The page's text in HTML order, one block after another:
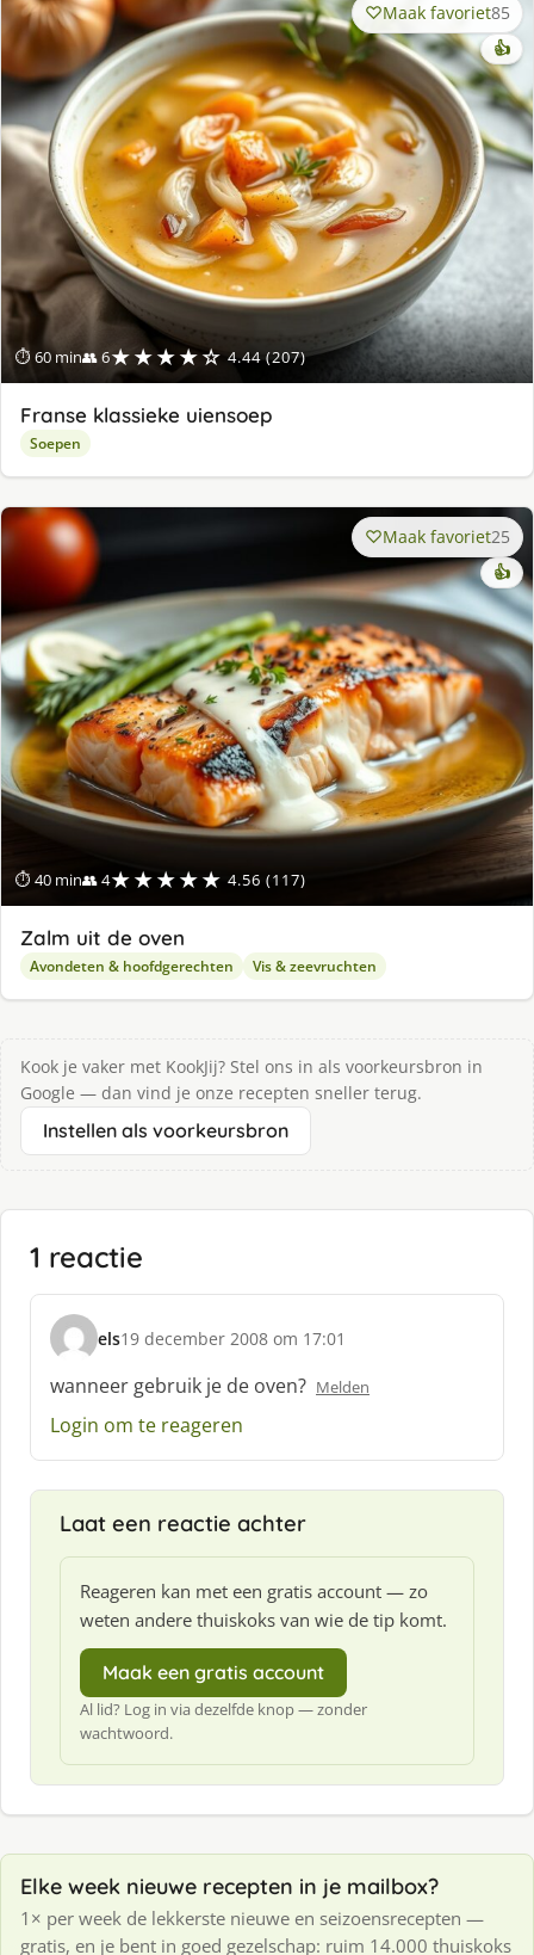
⏱ 60 min👥 6★★★★☆ 4.44 (207)
Maak favoriet85
👍
Franse klassieke uiensoep
Soepen
⏱ 40 min👥 4★★★★★ 4.56 (117)
Maak favoriet25
👍
Zalm uit de oven
Avondeten & hoofdgerechten Vis & zeevruchten
Kook je vaker met KookJij? Stel ons in als voorkeursbron in
Google — dan vind je onze recepten sneller terug.
Instellen als voorkeursbron
1 reactie
els
s
h
r
19 december 2008 om 17:01
wanneer gebruik je de oven? Melden
Login om te reageren
Laat een reactie achter
Reageren kan met een gratis account — zo
weten andere thuiskoks van wie de tip komt.
Maak een gratis account
Al lid? Log in via dezelfde knop — zonder
wachtwoord.
Elke week nieuwe recepten in je mailbox?
1× per week de lekkerste nieuwe en seizoensrecepten —
gratis, en je bent in goed gezelschap: ruim 14.000 thuiskoks